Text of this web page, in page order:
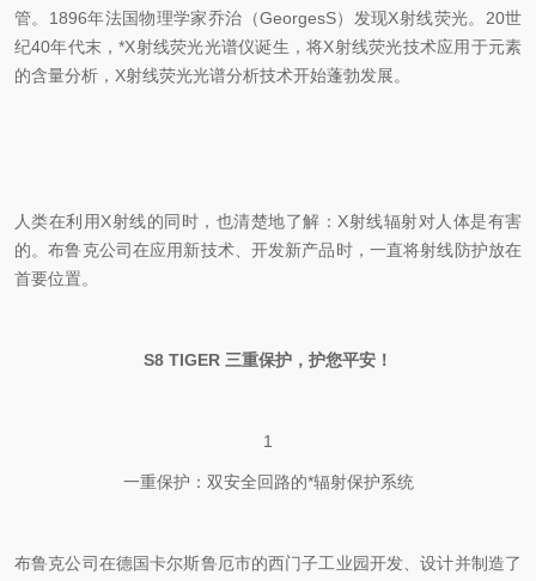
管。1896年法国物理学家乔治（GeorgesS）发现X射线荧光。20世
纪40年代末，*X射线荧光光谱仪诞生，将X射线荧光技术应用于元素
的含量分析，X射线荧光光谱分析技术开始蓬勃发展。
人类在利用X射线的同时，也清楚地了解：X射线辐射对人体是有害
的。布鲁克公司在应用新技术、开发新产品时，一直将射线防护放在
首要位置。
S8 TIGER 三重保护，护您平安！
1
一重保护：双安全回路的*辐射保护系统
布鲁克公司在德国卡尔斯鲁厄市的西门子工业园开发、设计并制造了